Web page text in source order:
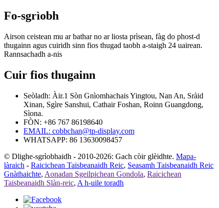
Fo-sgrìobh
Airson ceistean mu ar bathar no ar liosta prìsean, fàg do phost-d
thugainn agus cuiridh sinn fios thugad taobh a-staigh 24 uairean.
Rannsachadh a-nis
Cuir fios thugainn
Seòladh: Àir.1 Sòn Gnìomhachais Yingtou, Nan An, Sràid
Xinan, Sgìre Sanshui, Cathair Foshan, Roinn Guangdong,
Sìona.
FÒN: +86 767 86198640
EMAIL: cobbchan@tp-display.com
WHATSAPP: 86 13630098457
© Dlighe-sgrìobhaidh - 2010-2026: Gach còir glèidhte. Mapa-
làraich - Raicichean Taisbeanaidh Reic, Seasamh Taisbeanaidh Reic
Gnàthaichte, Aonadan Sgeilpichean Gondola, Raicichean
Taisbeanaidh Slàn-reic, A h-uile toradh